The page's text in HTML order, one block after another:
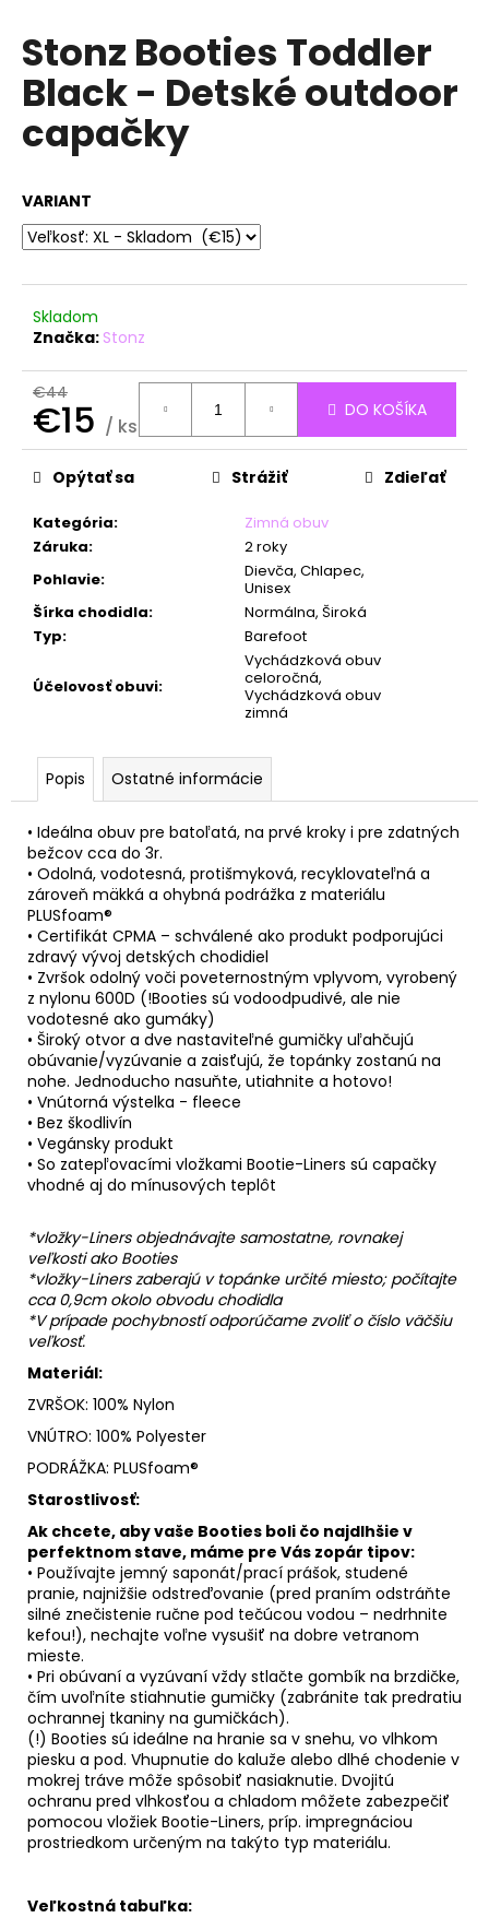
Stonz Booties Toddler
Black - Detské outdoor
capačky
VARIANT
Skladom
Značka: Stonz
€44
€15 / ks
Jednotková
cena:
DO KOŠÍKA
Kategória:
Zimná obuv
Záruka:
2 roky
Pohlavie:
Dievča, Chlapec,
Unisex
Šírka chodidla:
Normálna, Široká
Typ: Barefoot
Účelovosť obuvi:
Vychádzková obuv
celoročná,
Vychádzková obuv
zimná
Opýtať sa Strážiť Zdieľať
Popis Ostatné informácie
• Ideálna obuv pre batoľatá, na prvé kroky i pre zdatných
bežcov cca do 3r.
• Odolná, vodotesná, protišmyková, recyklovateľná a
zároveň mäkká a ohybná podrážka z materiálu
PLUSfoam®
• Certifikát CPMA – schválené ako produkt podporujúci
zdravý vývoj detských chodidiel
• Zvršok odolný voči poveternostným vplyvom, vyrobený
z nylonu 600D (!Booties sú vodoodpudivé, ale nie
vodotesné ako gumáky)
• Široký otvor a dve nastaviteľné gumičky uľahčujú
obúvanie/vyzúvanie a zaisťujú, že topánky zostanú na
nohe. Jednoducho nasuňte, utiahnite a hotovo!
• Vnútorná výstelka - fleece
• Bez škodlivín
• Vegánsky produkt
• So zatepľovacími vložkami Bootie-Liners sú capačky
vhodné aj do mínusových teplôt
*vložky-Liners objednávajte samostatne, rovnakej
veľkosti ako Booties
*vložky-Liners zaberajú v topánke určité miesto; počítajte
cca 0,9cm okolo obvodu chodidla
*V prípade pochybností odporúčame zvoliť o číslo väčšiu
veľkosť.
Materiál:
ZVRŠOK: 100% Nylon
VNÚTRO: 100% Polyester
PODRÁŽKA: PLUSfoam®
Starostlivosť:
Ak chcete, aby vaše Booties boli čo najdlhšie v
perfektnom stave, máme pre Vás zopár tipov:
• Používajte jemný saponát/prací prášok, studené
pranie, najnižšie odstreďovanie (pred praním odstráňte
silné znečistenie ručne pod tečúcou vodou – nedrhnite
kefou!), nechajte voľne vysušiť na dobre vetranom
mieste.
• Pri obúvaní a vyzúvaní vždy stlačte gombík na brzdičke,
čím uvoľníte stiahnutie gumičky (zabránite tak predratiu
ochrannej tkaniny na gumičkách).
(!) Booties sú ideálne na hranie sa v snehu, vo vlhkom
piesku a pod. Vhupnutie do kaluže alebo dlhé chodenie v
mokrej tráve môže spôsobiť nasiaknutie. Dvojitú
ochranu pred vlhkosťou a chladom môžete zabezpečiť
pomocou vložiek Bootie-Liners, príp. impregnáciou
prostriedkom určeným na takýto typ materiálu.
Veľkostná tabuľka:
j
s
ť
?
HĽADAŤ
O
d
p
o
r
ú
č
a
m